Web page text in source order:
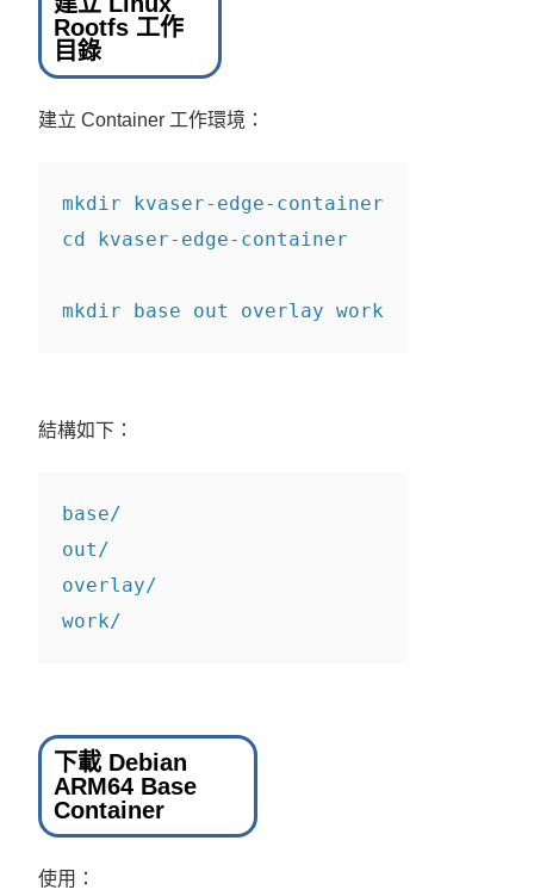
Rootfs 工作
目錄
建立 Container 工作環境：
mkdir kvaser-edge-container
cd
kvaser-edge-container
mkdir base out overlay work
結構如下：
base/
out/
overlay/
work/
下載 Debian
ARM64 Base
Container
使用：